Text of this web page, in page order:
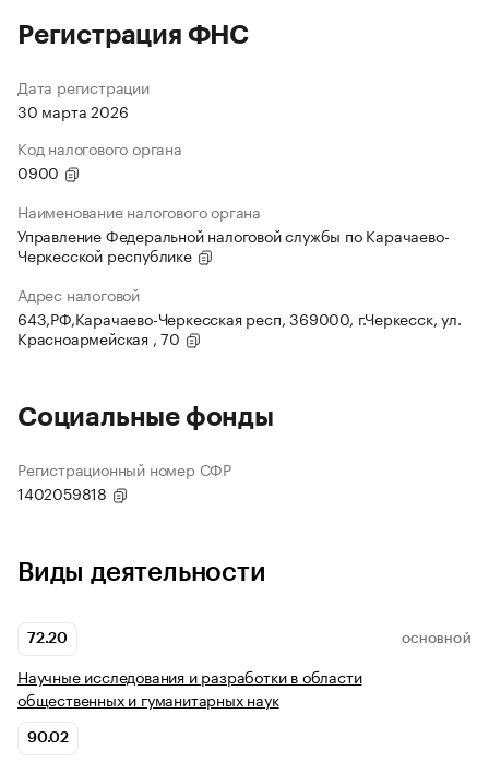
Регистрация ФНС
Дата регистрации
30 марта 2026
Код налогового органа
0900
Наименование налогового органа
Управление Федеральной налоговой службы по Карачаево-
Черкесской республике
Адрес налоговой
643,РФ,Карачаево-Черкесская респ, 369000, г.Черкесск, ул.
Красноармейская , 70
Социальные фонды
Регистрационный номер СФР
1402059818
Виды деятельности
72.20 ОСНОВНОЙ
Научные исследования и разработки в области
общественных и гуманитарных наук
90.02